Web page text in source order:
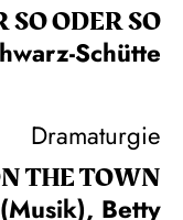
SO ODER SO
Schütte
Dramaturgie
THE TOWN
Betty